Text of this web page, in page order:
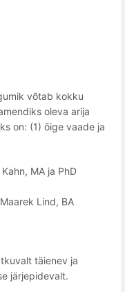
võtab kokku
oleva arija
on: (1) õige vaade ja
MA ja PhD
Lind, BA
täienev ja
järjepidevalt.